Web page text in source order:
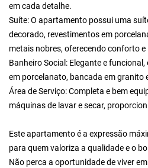
em cada detalhe.
Suíte: O apartamento possui uma
decorado, revestimentos em
metais nobres, oferecendo conforto e
Banheiro Social: Elegante e
em porcelanato, bancada em granito
Área de Serviço: Completa e bem
máquinas de lavar e secar,
Este apartamento é a expressão
para quem valoriza a qualidade e o
Não perca a oportunidade de viver